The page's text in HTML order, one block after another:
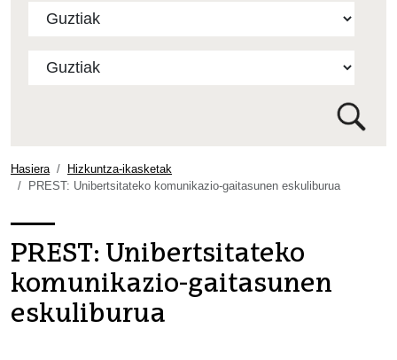
aurreratua…
Hasiera
Hizkuntza-ikasketak
PREST: Unibertsitateko komunikazio-gaitasunen eskuliburua
PREST: Unibertsitateko
komunikazio-gaitasunen
eskuliburua